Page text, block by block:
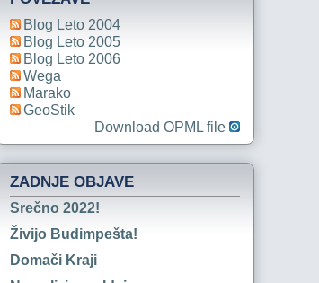
Blog Leto 2004
Blog Leto 2005
Blog Leto 2006
Wega
Marako
GeoStik
Download OPML file
ZADNJE OBJAVE
Srečno 2022!
Živijo Budimpešta!
Domači Kraji